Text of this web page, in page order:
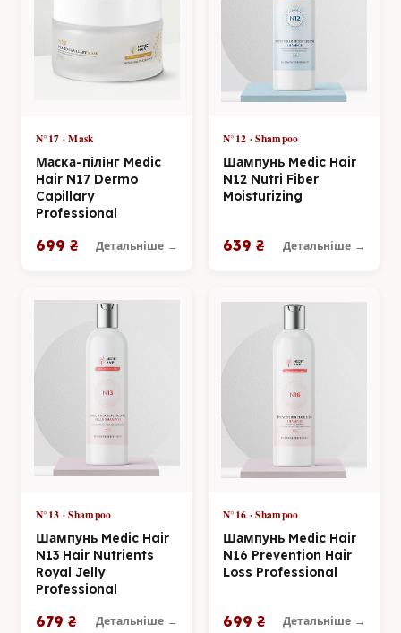
N°17 · Mask
Маска-пілінг Medic
Hair N17 Dermo
Capillary
Professional
699 ₴ Детальніше →
N°12 · Shampoo
Шампунь Medic Hair
N12 Nutri Fiber
Moisturizing
639 ₴ Детальніше →
N°13 · Shampoo
Шампунь Medic Hair
N13 Hair Nutrients
Royal Jelly
Professional
679 ₴ Детальніше →
N°16 · Shampoo
Шампунь Medic Hair
N16 Prevention Hair
Loss Professional
699 ₴ Детальніше →